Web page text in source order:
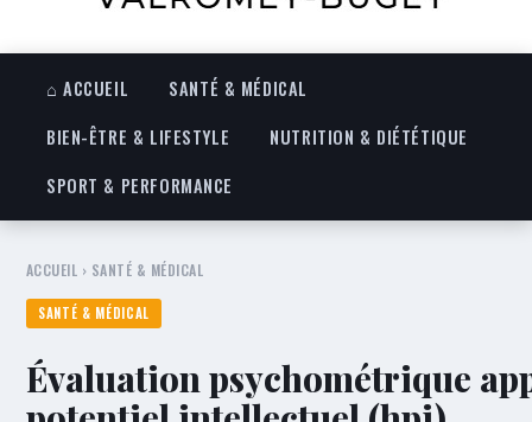
⌂ ACCUEIL
SANTÉ & MÉDICAL
BIEN-ÊTRE & LIFESTYLE
NUTRITION & DIÉTÉTIQUE
SPORT & PERFORMANCE
ACCUEIL › SANTÉ & MÉDICAL
SANTÉ & MÉDICAL
Évaluation psychométrique